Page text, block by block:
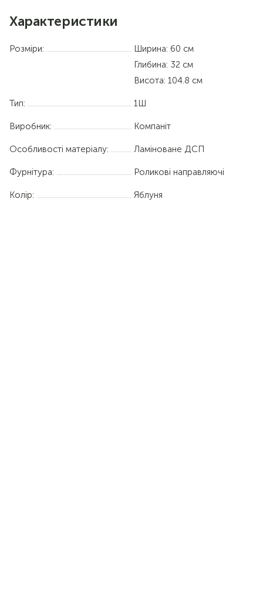
Характеристики
Розміри:
Ширина: 60 см
Глибина: 32 см
Висота: 104.8 см
Тип: 1Ш
Виробник: Компаніт
Особливості матеріалу: Ламіноване ДСП
Фурнітура: Роликові направляючі
Колір: Яблуня